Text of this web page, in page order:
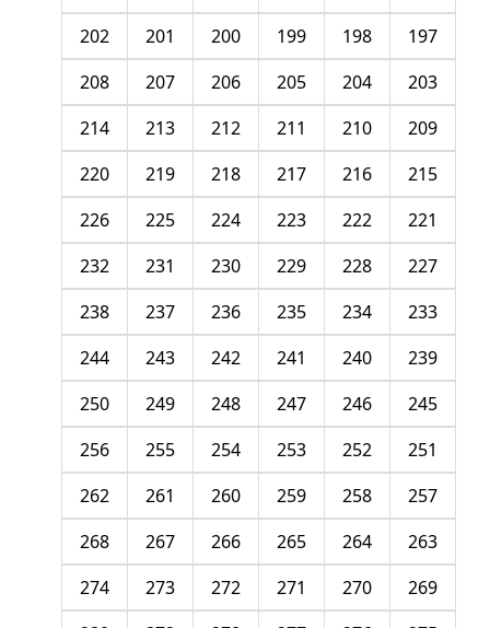
197
198
199
200
201
202
203
204
205
206
207
208
209
210
211
212
213
214
215
216
217
218
219
220
221
222
223
224
225
226
227
228
229
230
231
232
233
234
235
236
237
238
239
240
241
242
243
244
245
246
247
248
249
250
251
252
253
254
255
256
257
258
259
260
261
262
263
264
265
266
267
268
269
270
271
272
273
274